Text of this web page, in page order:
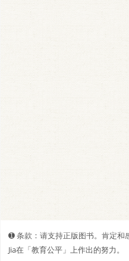
➊️ 条款：请支持正版图书。肯定和
Jia在「教育公平」上作出的努力。